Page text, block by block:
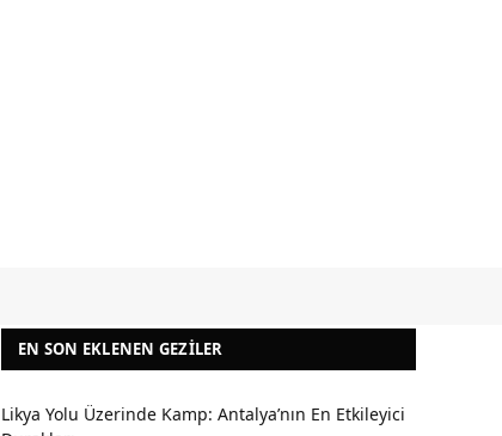
EN SON EKLENEN GEZILER
Likya Yolu Üzerinde Kamp: Antalya’nın En Etkileyici